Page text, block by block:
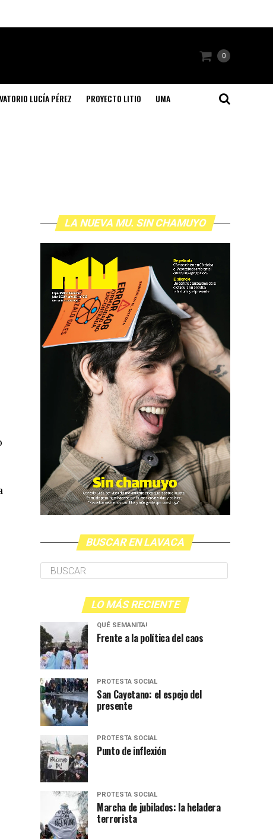
0
LUCÍA PÉREZ PROYECTO LITIO UMA
LA NUEVA MU. SIN CHAMUYO
BUSCAR EN LAVACA
LO MÁS RECIENTE
QUÉ SEMANITA!
Frente a la política del caos
PROTESTA SOCIAL
San Cayetano: el espejo del
presente
PROTESTA SOCIAL
Punto de inflexión
PROTESTA SOCIAL
Marcha de jubilados: la heladera
terrorista